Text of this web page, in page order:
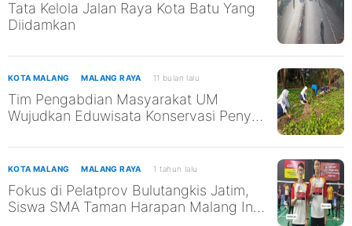
Tata Kelola Jalan Raya Kota Batu Yang
Diidamkan
KOTA MALANG MALANG RAYA 11 bulan lalu
Tim Pengabdian Masyarakat UM
Wujudkan Eduwisata Konservasi Penyu
SDGs ke-13 dan ke-14
KOTA MALANG MALANG RAYA 1 tahun lalu
Fokus di Pelatprov Bulutangkis Jatim,
Siswa SMA Taman Harapan Malang Ini